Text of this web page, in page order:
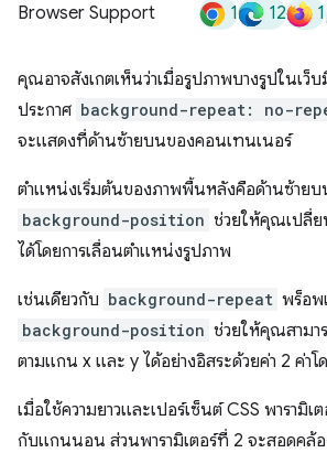
Browser Support 1 12 1
คุณอาจสังเกตเห็นว่าเมื่อรูปภาพบางรูปในเว็
ประกาศ background-repeat: no-
จะแสดงที่ด้านซ้ายบนของคอนเทนเนอร์
ตำแหน่งเริ่มต้นของภาพพื้นหลังคือด้านซ้าย
background-position ช่วยให้คุณเปลี่
ได้โดยการเลื่อนตำแหน่งรูปภาพ
เช่นเดียวกับ background-repeat พร็อพ
background-position ช่วยให้คุณสามา
ตามแกน x และ y ได้อย่างอิสระด้วยค่า 2 ค่าโ
เมื่อใช้ความยาวและเปอร์เซ็นต์ CSS พารามิ
กับแกนนอน ส่วนพารามิเตอร์ที่ 2 จะสอดคล้